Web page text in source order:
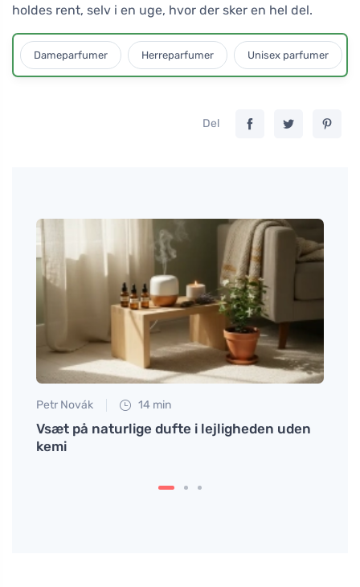
holdes rent, selv i en uge, hvor der sker en hel del.
Dameparfumer Herreparfumer Unisex parfumer
Del
Petr Novák 14 min
Vsæt på naturlige dufte i lejligheden uden
kemi